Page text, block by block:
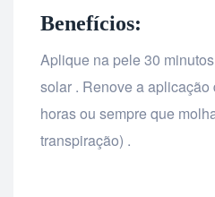
Benefícios:
Aplique na pele 30
solar . Renove a aplicação
horas ou sempre que
transpiração) .